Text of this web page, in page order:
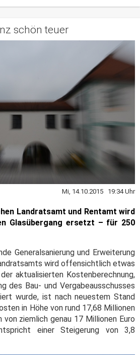
schön teuer
Mi, 14.10.2015 19:34 Uhr
Landratsamt und Rentamt wird
Glasübergang ersetzt – für 250
Generalsanierung und Erweiterung
wird offensichtlich etwas
aktualisierten Kostenberechnung,
des Bau- und Vergabeausschusses
wurde, ist nach neuestem Stand
in Höhe von rund 17,68 Millionen
von ziemlich genau 17 Millionen Euro
einer Steigerung von 3,8